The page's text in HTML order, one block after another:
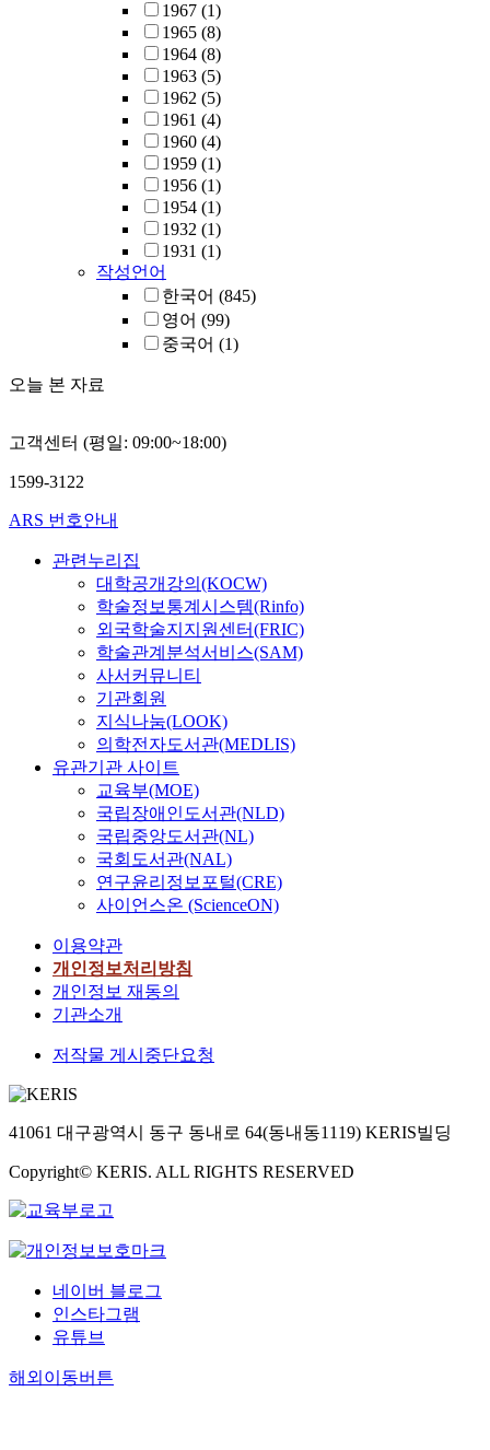
1967 (1)
1965 (8)
1964 (8)
1963 (5)
1962 (5)
1961 (4)
1960 (4)
1959 (1)
1956 (1)
1954 (1)
1932 (1)
1931 (1)
작성언어
한국어 (845)
영어 (99)
중국어 (1)
오늘 본 자료
고객센터 (평일: 09:00~18:00)
1599-3122
ARS 번호안내
관련누리집
대학공개강의(KOCW)
학술정보통계시스템(Rinfo)
외국학술지지원센터(FRIC)
학술관계분석서비스(SAM)
사서커뮤니티
기관회원
지식나눔(LOOK)
의학전자도서관(MEDLIS)
유관기관 사이트
교육부(MOE)
국립장애인도서관(NLD)
국립중앙도서관(NL)
국회도서관(NAL)
연구윤리정보포털(CRE)
사이언스온 (ScienceON)
이용약관
개인정보처리방침
개인정보 재동의
기관소개
저작물 게시중단요청
41061 대구광역시 동구 동내로 64(동내동1119) KERIS빌딩
Copyright© KERIS. ALL RIGHTS RESERVED
네이버 블로그
인스타그램
유튜브
해외이동버튼